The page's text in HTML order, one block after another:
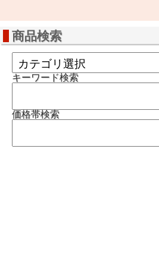
商品検索
キーワード検索
価格帯検索